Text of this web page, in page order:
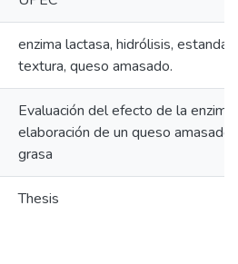
enzima lactasa, hidrólisis,
textura, queso amasado.
Evaluación del efecto de la
elaboración de un queso
grasa
Thesis